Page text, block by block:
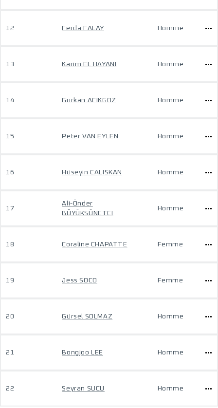
12 Ferda FALAY Homme
13 Karim EL HAYANI Homme
14 Gurkan ACIKGOZ Homme
15 Peter VAN EYLEN Homme
16 Hüseyin CALISKAN Homme
17
Ali-Önder
BÜYÜKSÜNETCI
Homme
18 Coraline CHAPATTE Femme
19 Jess SOCO Femme
20 Gürsel SOLMAZ Homme
21 Bongjoo LEE Homme
22 Seyran SUCU Homme